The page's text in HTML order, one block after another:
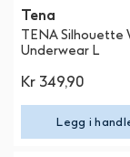
Tena
TENA Silhouette
Underwear L
Kr 349,90
Legg i